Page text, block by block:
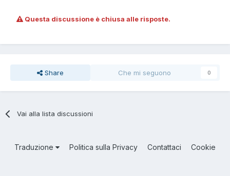
Questa discussione è chiusa alle risposte.
Share Che mi seguono 0
Vai alla lista discussioni
Traduzione Politica sulla Privacy Contattaci Cookie